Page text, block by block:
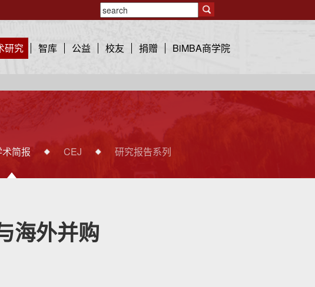
研究 智库 公益 校友 捐赠 BiMBA商学院
术简报 CEJ 研究报告系列
海外并购